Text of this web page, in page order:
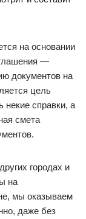
на основании
—
документов на
цель
некие справки, а
смета
городах и
на
мы оказываем
даже без